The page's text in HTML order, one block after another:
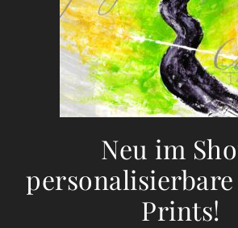
Neu im
Prints!